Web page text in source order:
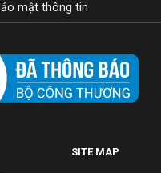
mật thông tin
SITE MAP